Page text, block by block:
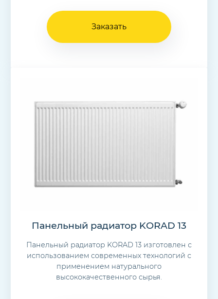
Заказать
Панельный радиатор KORAD 13
Панельный радиатор KORAD 13 изготовлен с
использованием современных технологий с
применением натурального
высококачественного сырья.